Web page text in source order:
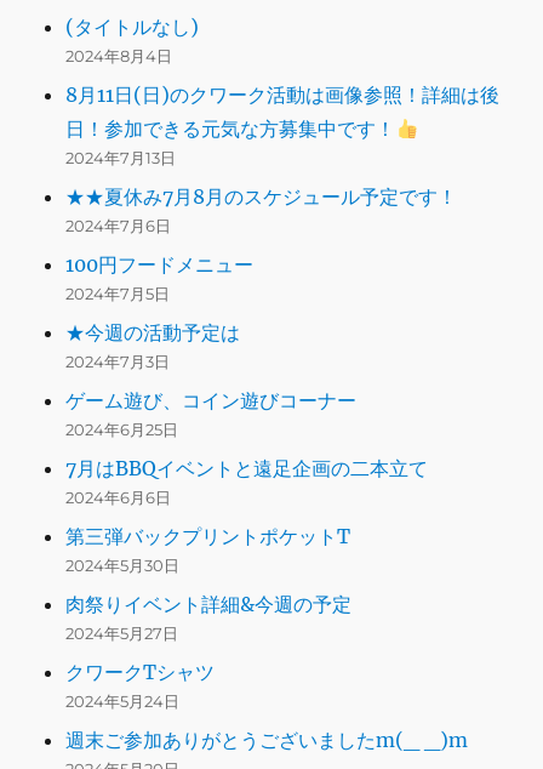
(タイトルなし)
2024年8月4日
8月11日(日)のクワーク活動は画像参照！詳細は後
日！参加できる元気な方募集中です！
2024年7月13日
★★夏休み7月8月のスケジュール予定です！
2024年7月6日
100円フードメニュー
2024年7月5日
★今週の活動予定は
2024年7月3日
ゲーム遊び、コイン遊びコーナー
2024年6月25日
7月はBBQイベントと遠足企画の二本立て
2024年6月6日
第三弾バックプリントポケットT
2024年5月30日
肉祭りイベント詳細&今週の予定
2024年5月27日
クワークTシャツ
2024年5月24日
週末ご参加ありがとうございましたm(_ _)m